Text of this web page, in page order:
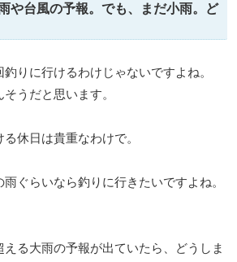
や台風の予報。でも、まだ小雨。ど
りに行けるわけじゃないですよね。
うだと思います。
休日は貴重なわけで。
ぐらいなら釣りに行きたいですよね。
える大雨の予報が出ていたら、どうしま